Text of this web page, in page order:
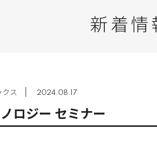
新着情
クス 2024.08.17
ロジー セミナー